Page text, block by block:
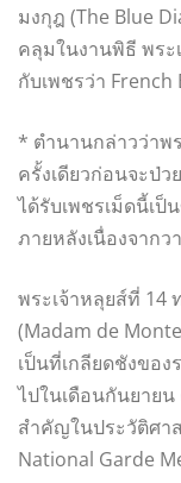
มงกุฎ (The Blue
คลุมในงานพิธี พร
กับเพชรว่า French
* ตำนานกล่าวว่าพ
ครั้งเดียวก่อนจะป่
ได้รับเพชรเม็ดนี้เ
ภายหลังเนื่องจาก
พระเจ้าหลุยส์ที่ 14
(Madam de
เป็นที่เกลียดชังของ
ไปในเดือนกันยาย
สำคัญในประวัติศา
National Garde